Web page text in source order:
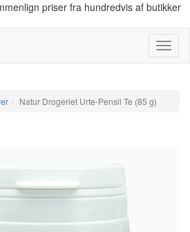
priser fra hundredvis af butikker
Menu
Natur Drogeriet Urte-Pensil Te (85 g)